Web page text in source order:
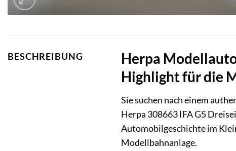
BESCHREIBUNG
Herpa
Highlight für die
Sie suchen nach einem
Herpa 308663 IFA G5
Automobilgeschichte im
Modellbahnanlage.